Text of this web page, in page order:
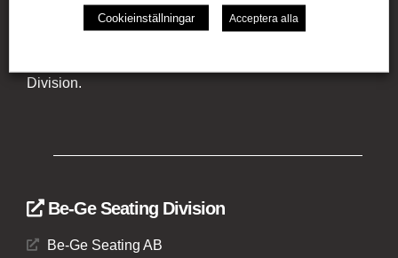
verksamhet i Sverige, Danmark, Storbritannien,
Litauen, Nederländerna och Tyskland. Koncernen
Division.
Be-Ge Seating Division
Be-Ge Seating AB
Cookieinställningar Acceptera alla